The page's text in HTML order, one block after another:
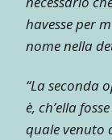
havesse per
nome nella
“La seconda
è, ch’ella
quale venuto